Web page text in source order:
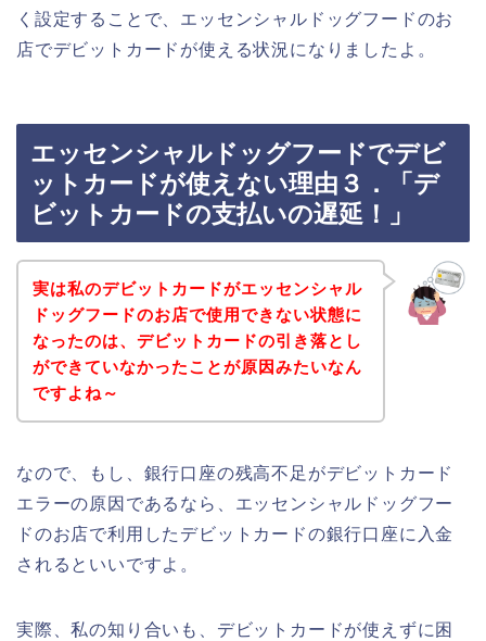
く設定することで、エッセンシャルドッグフードのお
店でデビットカードが使える状況になりましたよ。
エッセンシャルドッグフードでデビ
ットカードが使えない理由３．「デ
ビットカードの支払いの遅延！」
実は私のデビットカードがエッセンシャル
ドッグフードのお店で使用できない状態に
なったのは、デビットカードの引き落とし
ができていなかったことが原因みたいなん
ですよね～
なので、もし、銀行口座の残高不足がデビットカード
エラーの原因であるなら、エッセンシャルドッグフー
ドのお店で利用したデビットカードの銀行口座に入金
されるといいですよ。
実際、私の知り合いも、デビットカードが使えずに困